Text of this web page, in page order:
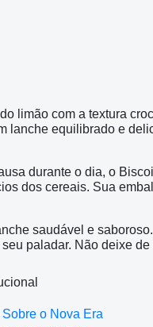
limão com a textura
lanche equilibrado e
durante o dia, o
dos cereais. Sua
saudável e
paladar. Não deixe
Sobre o Nova Era